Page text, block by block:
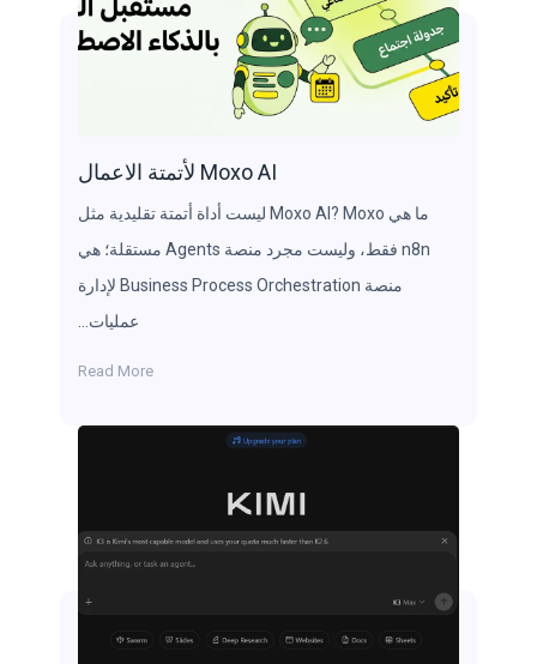
Moxo AI لأتمتة الاعمال
ما هي Moxo AI? Moxo ليست أداة أتمتة تقليدية مثل
n8n فقط، وليست مجرد منصة Agents مستقلة؛ هي
منصة Business Process Orchestration لإدارة
Read More